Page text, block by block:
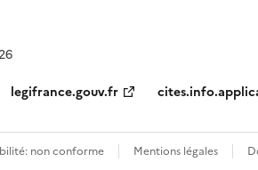
legifrance.gouv.fr
non conforme Mentions légales